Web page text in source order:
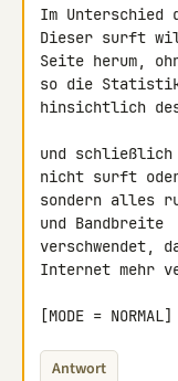
Im Unterschied
Dieser surft
Seite herum,
so die
hinsichtlich
und
nicht surft
sondern alles
und Bandbreite
verschwendet,
Internet mehr
[MODE = NORMAL]
Antwort